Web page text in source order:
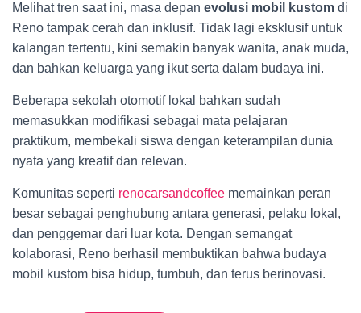
Melihat tren saat ini, masa depan evolusi mobil kustom di
Reno tampak cerah dan inklusif. Tidak lagi eksklusif untuk
kalangan tertentu, kini semakin banyak wanita, anak muda,
dan bahkan keluarga yang ikut serta dalam budaya ini.
Beberapa sekolah otomotif lokal bahkan sudah
memasukkan modifikasi sebagai mata pelajaran
praktikum, membekali siswa dengan keterampilan dunia
nyata yang kreatif dan relevan.
Komunitas seperti renocarsandcoffee memainkan peran
besar sebagai penghubung antara generasi, pelaku lokal,
dan penggemar dari luar kota. Dengan semangat
kolaborasi, Reno berhasil membuktikan bahwa budaya
mobil kustom bisa hidup, tumbuh, dan terus berinovasi.